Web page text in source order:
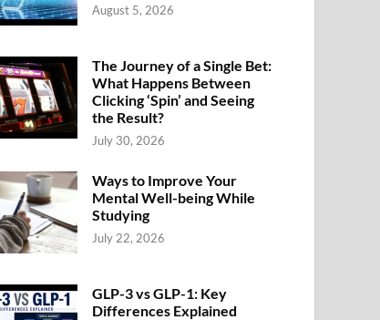
August 5, 2026
The Journey of a Single Bet:
What Happens Between
Clicking ‘Spin’ and Seeing
the Result?
July 30, 2026
Ways to Improve Your
Mental Well-being While
Studying
July 22, 2026
GLP-3 vs GLP-1: Key
Differences Explained